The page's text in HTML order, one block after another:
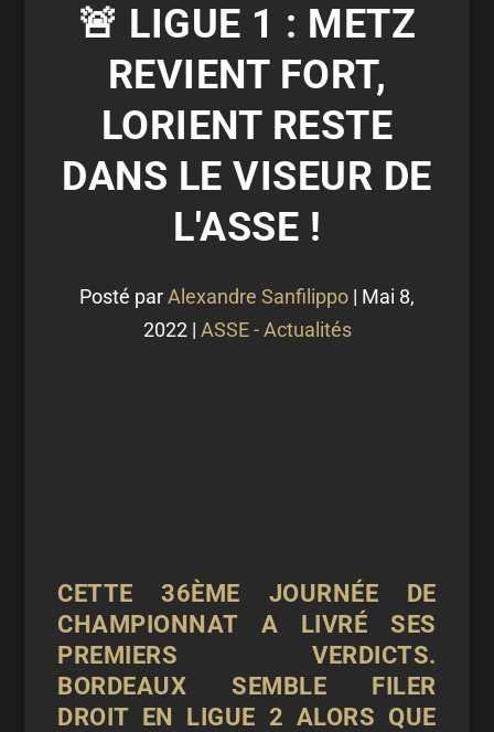
🚨 LIGUE 1 : METZ
REVIENT FORT,
LORIENT RESTE
DANS LE VISEUR DE
L'ASSE !
Posté parAlexandre Sanfilippo | Mai 8,
2022| ASSE - Actualités
CETTE 36ÈME JOURNÉE DE
CHAMPIONNAT A LIVRÉ SES
PREMIERS VERDICTS.
BORDEAUX SEMBLE FILER
DROIT EN LIGUE 2 ALORS QUE